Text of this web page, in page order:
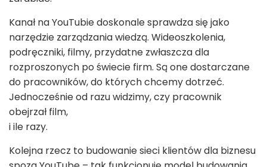
Kanał na YouTubie doskonale sprawdza się jako
narzędzie zarządzania wiedzą. Wideoszkolenia,
podręczniki, filmy, przydatne zwłaszcza dla
rozproszonych po świecie firm. Są one dostarczane
do pracowników, do których chcemy dotrzeć.
Jednocześnie od razu widzimy, czy pracownik
obejrzał film,
i ile razy.
Kolejna rzecz to budowanie sieci klientów dla biznesu